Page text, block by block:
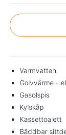
Varmvatten
Golvvärme -
Gasolspis
Kylskåp
Kassettoalett
Bäddbar